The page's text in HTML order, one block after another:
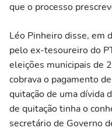
que o processo
Léo Pinheiro disse, em
pelo ex-tesoureiro do
eleições municipais de
cobrava o pagamento
quitação de uma dívida
de quitação tinha o
secretário de Governo